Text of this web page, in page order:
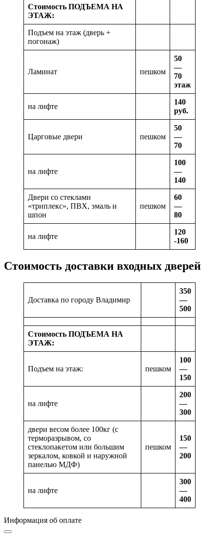
Стоимость ПОДЪЕМА НА
ЭТАЖ:
Подъем на этаж (дверь +
погонаж)
Ламинат пешком
50
—
70
этаж
на лифте
140
руб.
Царговые двери пешком
50
—
70
на лифте
100
—
140
Двери со стеклами
«триплекс», ПВХ, эмаль и
шпон
пешком
60
—
80
на лифте
120
-160
Стоимость доставки входных дверей
Доставка по городу Владимир
350
—
500
Стоимость ПОДЪЕМА НА
ЭТАЖ:
Подъем на этаж: пешком
100
—
150
на лифте
200
—
300
двери весом более 100кг (с
терморазрывом, со
стеклопакетом или большим
зеркалом, ковкой и наружной
панелью МДФ)
пешком
150
—
200
на лифте
300
—
400
Информация об оплате